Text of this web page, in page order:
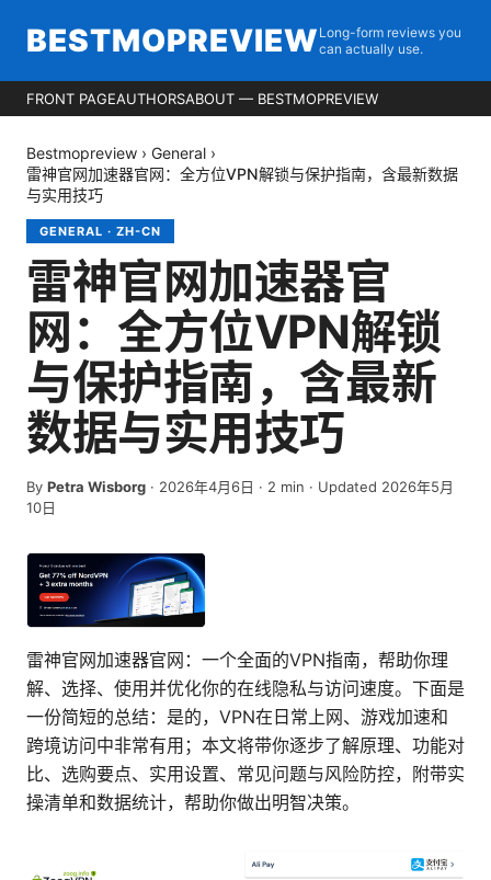
BESTMOPREVIEW Long-form reviews you
can actually use.
FRONT PAGEAUTHORSABOUT — BESTMOPREVIEW
Bestmopreview › General ›
雷神官网加速器官网：全方位VPN解锁与保护指南，含最新数据
与实用技巧
GENERAL · ZH-CN
雷神官网加速器官
网：全方位VPN解锁
与保护指南，含最新
数据与实用技巧
By Petra Wisborg · 2026年4月6日 · 2 min · Updated 2026年5月
10日
雷神官网加速器官网：一个全面的VPN指南，帮助你理
解、选择、使用并优化你的在线隐私与访问速度。下面是
一份简短的总结：是的，VPN在日常上网、游戏加速和
跨境访问中非常有用；本文将带你逐步了解原理、功能对
比、选购要点、实用设置、常见问题与风险防控，附带实
操清单和数据统计，帮助你做出明智决策。